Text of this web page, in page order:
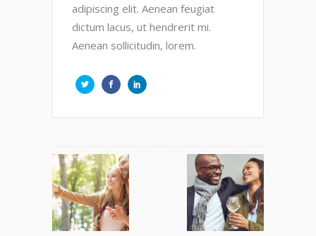
adipiscing elit. Aenean feugiat
dictum lacus, ut hendrerit mi.
Aenean sollicitudin, lorem.